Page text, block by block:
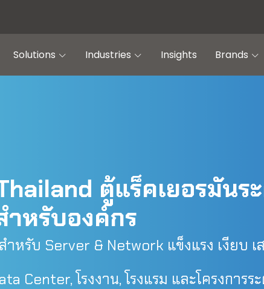
Solutions Industries Insights Brands
ตู้แร็คเยอรมันร
ำหรับองค์กร
ำหรับ Server & Network แข็งแรง เงียบ เ
Center, โรงงาน, โรงแรม และโครงการร